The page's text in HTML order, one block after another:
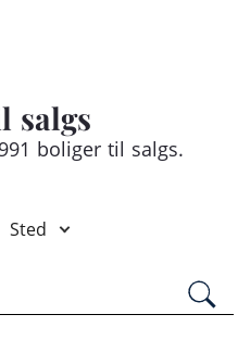
salgs
boliger til salgs.
Sted